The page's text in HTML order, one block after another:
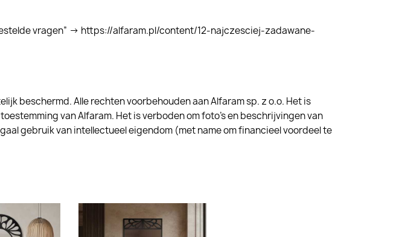
vragen” -> https://alfaram.pl/content/12-najczesciej-zadawane-
beschermd. Alle rechten voorbehouden aan Alfaram sp. z o.o. Het is
van Alfaram. Het is verboden om foto's en beschrijvingen van
gebruik van intellectueel eigendom (met name om financieel voordeel te